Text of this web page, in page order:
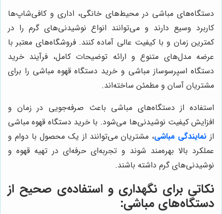
دستگاه‌های مباشی در محیط‌های خانگی، اداری و کافی‌شاپ‌ها
کاربرد وسیع دارند و می‌توانند انواع نوشیدنی‌های گرم را در
کمترین زمان و با کیفیت عالی آماده کنند. فروشگاه‌های معتبر با
عرضه مدل‌های متنوع و ارائه توضیحات کامل، فرآیند خرید
دستگاه اسپرسوساز مباشی و خرید دستگاه قهوه مباشی را برای
مشتریان آسان و مطمئن ساخته‌اند.
استفاده از دستگاه‌های مباشی باعث صرفه‌جویی در زمان و
افزایش کیفیت نوشیدنی‌ها می‌شود. با خرید دستگاه قهوه مباشی
از نمایندگی مباشی، مشتریان می‌توانند از یک محصول با دوام و
عملکرد بالا بهره‌مند شوند و تجربه‌ای حرفه‌ای در تهیه قهوه و
نوشیدنی‌های گرم داشته باشند.
نکاتی برای نگهداری و استفاده‌ی صحیح از
دستگاه‌های مباشی: